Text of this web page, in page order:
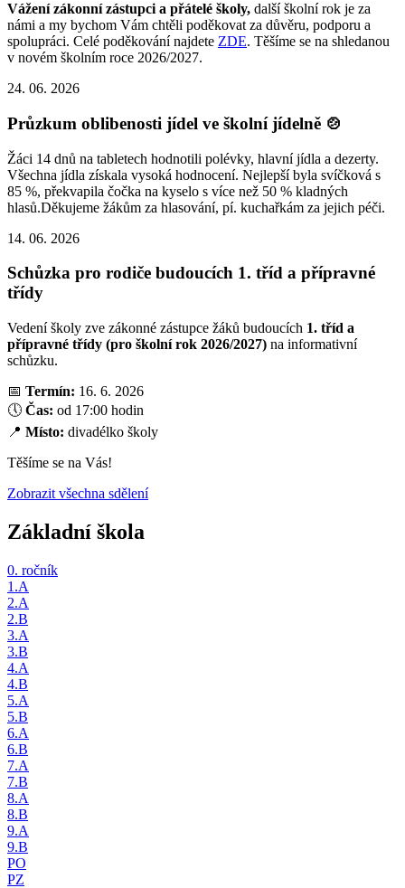
Vážení zákonní zástupci a přátelé školy, další školní rok je za
námi a my bychom Vám chtěli poděkovat za důvěru, podporu a
spolupráci. Celé poděkování najdete ZDE. Těšíme se na shledanou
v novém školním roce 2026/2027.
24. 06. 2026
Průzkum oblibenosti jídel ve školní jídelně 🍲
Žáci 14 dnů na tabletech hodnotili polévky, hlavní jídla a dezerty.
Všechna jídla získala vysoká hodnocení. Nejlepší byla svíčková s
85 %, překvapila čočka na kyselo s více než 50 % kladných
hlasů.Děkujeme žákům za hlasování, pí. kuchařkám za jejich péči.
14. 06. 2026
Schůzka pro rodiče budoucích 1. tříd a přípravné
třídy
Vedení školy zve zákonné zástupce žáků budoucích 1. tříd a
přípravné třídy (pro školní rok 2026/2027) na informativní
schůzku.
📅 Termín: 16. 6. 2026
🕔 Čas: od 17:00 hodin
📍 Místo: divadélko školy
Těšíme se na Vás!
Zobrazit všechna sdělení
Základní škola
0. ročník
1.A
2.A
2.B
3.A
3.B
4.A
4.B
5.A
5.B
6.A
6.B
7.A
7.B
8.A
8.B
9.A
9.B
PO
PZ